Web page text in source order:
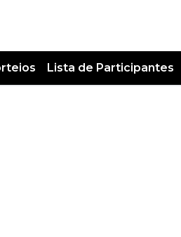
Lista de Participantes